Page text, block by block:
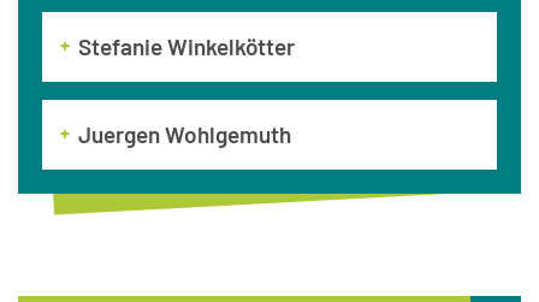
Stefanie Winkelkötter
Juergen Wohlgemuth